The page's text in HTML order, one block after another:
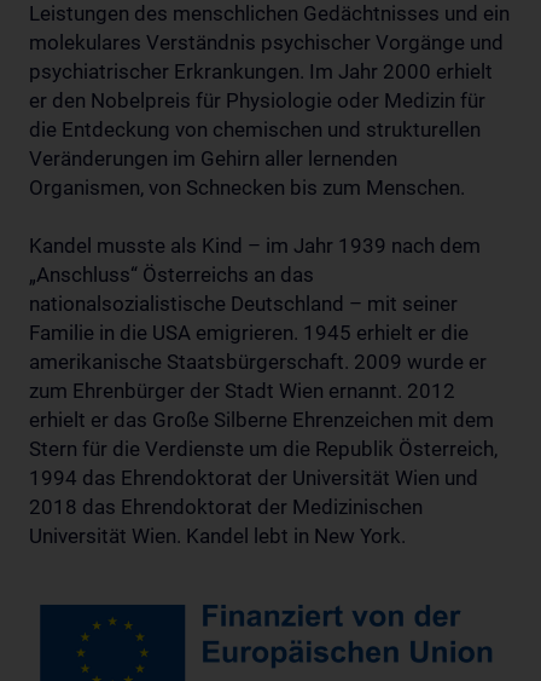
Leistungen des menschlichen Gedächtnisses und ein
molekulares Verständnis psychischer Vorgänge und
psychiatrischer Erkrankungen. Im Jahr 2000 erhielt
er den Nobelpreis für Physiologie oder Medizin für
die Entdeckung von chemischen und strukturellen
Veränderungen im Gehirn aller lernenden
Organismen, von Schnecken bis zum Menschen.
Kandel musste als Kind – im Jahr 1939 nach dem
„Anschluss“ Österreichs an das
nationalsozialistische Deutschland – mit seiner
Familie in die USA emigrieren. 1945 erhielt er die
amerikanische Staatsbürgerschaft. 2009 wurde er
zum Ehrenbürger der Stadt Wien ernannt. 2012
erhielt er das Große Silberne Ehrenzeichen mit dem
Stern für die Verdienste um die Republik Österreich,
1994 das Ehrendoktorat der Universität Wien und
2018 das Ehrendoktorat der Medizinischen
Universität Wien. Kandel lebt in New York.